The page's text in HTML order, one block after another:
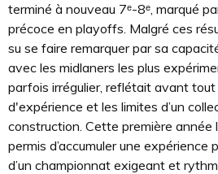
terminé à nouveau 7ᵉ-8ᵉ, marqué
précoce en playoffs. Malgré ces
su se faire remarquer par sa
avec les midlaners les plus
parfois irrégulier, reflétait avant tout
d'expérience et les limites d’un
construction. Cette première année
permis d’accumuler une expérience
d’un championnat exigeant et